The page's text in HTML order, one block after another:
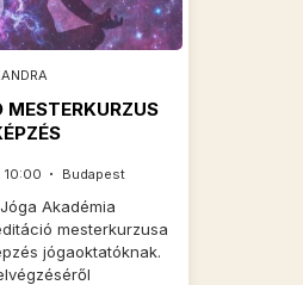
MESTERKURZUS
Budapest
Akadémia
mesterkurzusa
jógaoktatóknak.